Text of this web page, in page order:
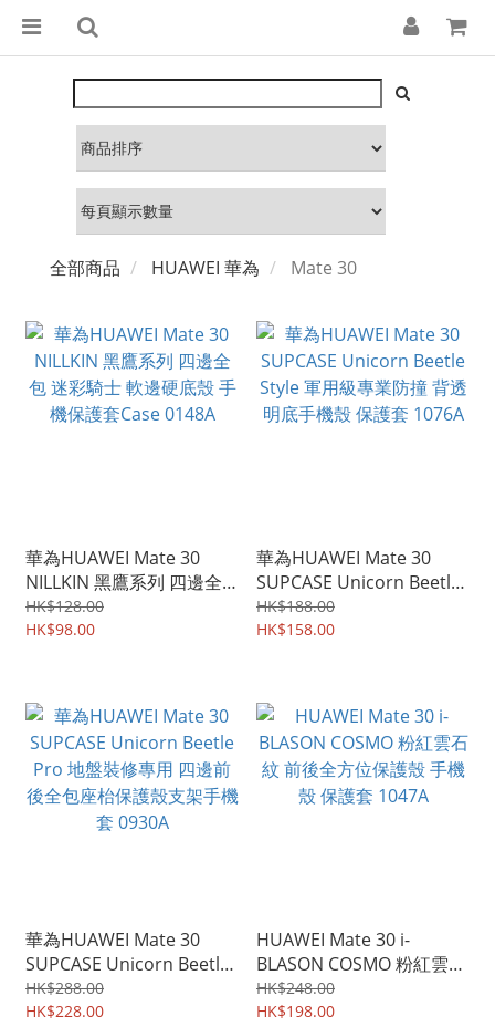
全部商品 HUAWEI 華為 Mate 30
華為HUAWEI Mate 30
NILLKIN 黑鷹系列 四邊全
包 迷彩騎士 軟邊硬底殼 手
機保護套Case 0148A
HK$128.00
HK$98.00
華為HUAWEI Mate 30
SUPCASE Unicorn Beetle
Style 軍用級專業防撞 背透
明底手機殼 保護套 1076A
HK$188.00
HK$158.00
華為HUAWEI Mate 30
SUPCASE Unicorn Beetle
Pro 地盤裝修專用 四邊前
後全包座枱保護殼支架手機
HK$288.00
HK$228.00
HUAWEI Mate 30 i-
BLASON COSMO 粉紅雲石
紋 前後全方位保護殼 手機
殼 保護套 1047A
HK$248.00
HK$198.00